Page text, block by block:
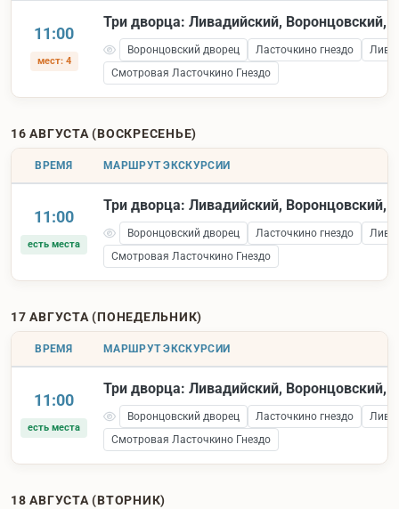
11:00
мест: 4
Три дворца: Ливадийский, Воронцовский,
Воронцовский дворец Ласточкино гнездо
Смотровая Ласточкино Гнездо
16 АВГУСТА (ВОСКРЕСЕНЬЕ)
ВРЕМЯ МАРШРУТ ЭКСКУРСИИ
11:00
есть места
Три дворца: Ливадийский, Воронцовский,
Воронцовский дворец Ласточкино гнездо
Смотровая Ласточкино Гнездо
17 АВГУСТА (ПОНЕДЕЛЬНИК)
ВРЕМЯ МАРШРУТ ЭКСКУРСИИ
11:00
есть места
Три дворца: Ливадийский, Воронцовский,
Воронцовский дворец Ласточкино гнездо
Смотровая Ласточкино Гнездо
18 АВГУСТА (ВТОРНИК)